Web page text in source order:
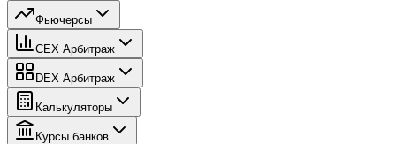
Фьючерсы
CEX Арбитраж
DEX Арбитраж
Калькуляторы
Курсы банков